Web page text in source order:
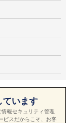
ています
報セキュリティ管理
ビスだからこそ、お客